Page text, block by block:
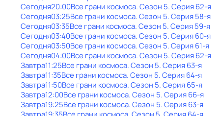
Сегодня20:00Все грани космоса. Сезон 5. Серия 62-я
Сегодня03:25Все грани космоса. Сезон 5. Серия 58-я
Сегодня03:35Все грани космоса. Сезон 5. Серия 59-я
Сегодня03:40Все грани космоса. Сезон 5. Серия 60-я
Сегодня03:50Все грани космоса. Сезон 5. Серия 61-я
Сегодня04:00Все грани космоса. Сезон 5. Серия 62-я
Завтра11:25Все грани космоса. Сезон 5. Серия 63-я
Завтра11:35Все грани космоса. Сезон 5. Серия 64-я
Завтра11:50Все грани космоса. Сезон 5. Серия 65-я
Завтра12:00Все грани космоса. Сезон 5. Серия 66-я
Завтра19:25Все грани космоса. Сезон 5. Серия 63-я